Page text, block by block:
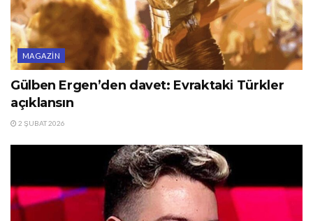
MAGAZIN
Gülben Ergen’den davet: Evraktaki Türkler
açıklansın
2 ŞUBAT 2026